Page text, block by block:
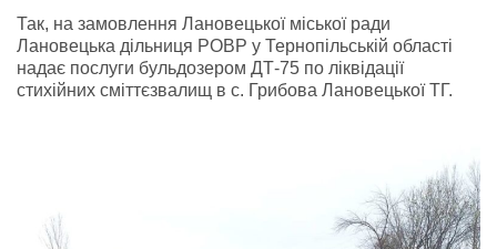
Так, на замовлення Лановецької міської ради
Лановецька дільниця РОВР у Тернопільській області
надає послуги бульдозером ДТ-75 по ліквідації
стихійних сміттєзвалищ в с. Грибова Лановецької ТГ.